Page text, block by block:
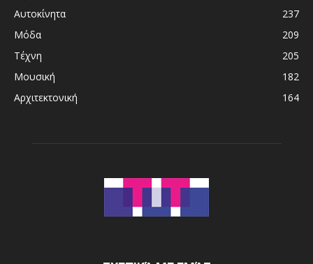
Αυτοκίνητα
237
Μόδα
209
Τέχνη
205
Μουσική
182
Αρχιτεκτονική
164